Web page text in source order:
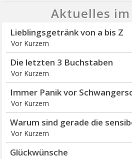
Aktuelles im
Lieblingsgetränk von a bis Z
Vor Kurzem
Die letzten 3 Buchstaben
Vor Kurzem
Immer Panik vor
Vor Kurzem
Warum sind gerade die
Vor Kurzem
Glückwünsche